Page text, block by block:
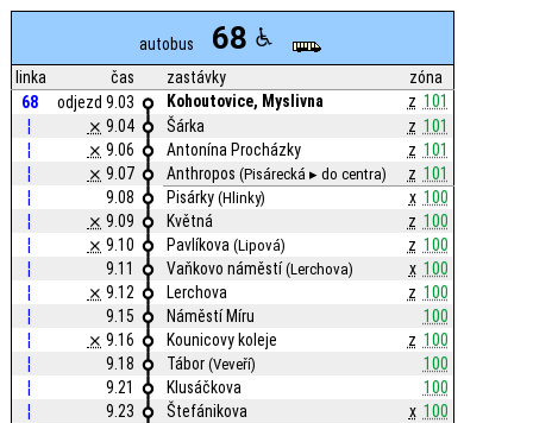
autobus 68
linka čas zastávky
zóna
68
odjezd 9.03 Kohoutovice, Myslivna z 101
¦
⨯ 9.04 Šárka z 101
¦
⨯ 9.06 Antonína Procházky z 101
¦
⨯ 9.07 Anthropos(Pisárecká ▸ do centra) z 101
¦
9.08 Pisárky(Hlinky) x 100
¦
⨯ 9.09 Květná z 100
¦
⨯ 9.10 Pavlíkova(Lipová) z 100
¦
9.11 Vaňkovo náměstí(Lerchova) x 100
¦
⨯ 9.12 Lerchova z 100
¦
9.15 Náměstí Míru
100
¦
⨯ 9.16 Kounicovy koleje z 100
¦
9.18 Tábor(Veveří)
100
¦
9.21 Klusáčkova
100
¦
9.23 Štefánikova x 100